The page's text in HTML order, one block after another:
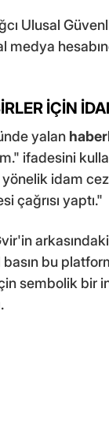
Ulusal
medya
İÇİN
yalan
ifadesini
idam
çağrısı yaptı."
bu
sembolik bir